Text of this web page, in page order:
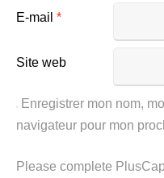
E-mail *
Site web
Enregistrer mon nom,
navigateur pour mon
Please complete